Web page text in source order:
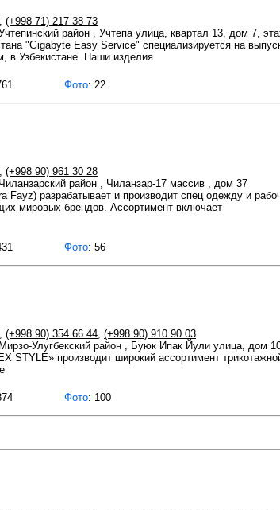
, (+998 71) 217 38 73
район , Учтепа улица, квартал 13, дом 7,
"Gigabyte Easy Service" специализируется на
в Узбекистане. Наши изделия
Фото: 22
, (+998 90) 961 30 28
район , Чиланзар-17 массив , дом 37
Fayz) разрабатывает и производит спец одежду и
мировых брендов. Ассортимент включает
Фото: 56
, (+998 90) 354 66 44, (+998 90) 910 90 03
Улугбекский район , Буюк Ипак Йули улица, дом
STYLE» производит широкий ассортимент
Фото: 100